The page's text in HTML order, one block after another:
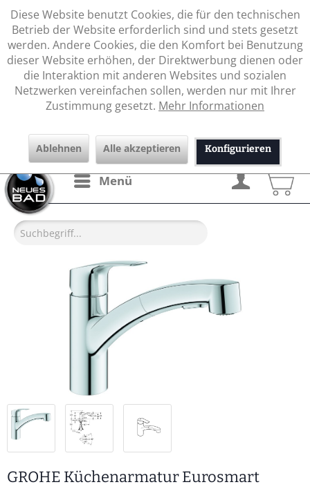
Menü
GROHE Küchenarmatur Eurosmart
Diese Website benutzt Cookies, die für den technischen
Betrieb der Website erforderlich sind und stets gesetzt
werden. Andere Cookies, die den Komfort bei Benutzung
dieser Website erhöhen, der Direktwerbung dienen oder
die Interaktion mit anderen Websites und sozialen
Netzwerken vereinfachen sollen, werden nur mit Ihrer
Zustimmung gesetzt. Mehr Informationen
Ablehnen Alle akzeptieren Konfigurieren